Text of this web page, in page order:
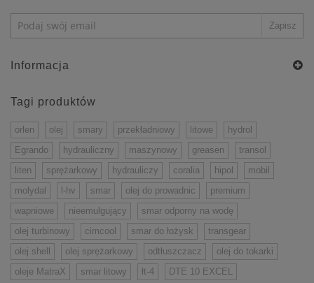
Informacja
Tagi produktów
orlen olej smary przekładniowy litowe
hydrol
Egrando
hydrauliczny maszynowy greasen
transol
liten
sprężarkowy hydrauliczy coralia hipol
mobil
molydal
l-hv smar olej do prowadnic
premium
wapniowe
nieemulgujący
smar odporny na wodę
olej turbinowy
cimcool smar do łożysk
transgear
olej shell
olej sprężarkowy odtłuszczacz
olej do tokarki
oleje MatraX
smar litowy łt-4 DTE 10 EXCEL